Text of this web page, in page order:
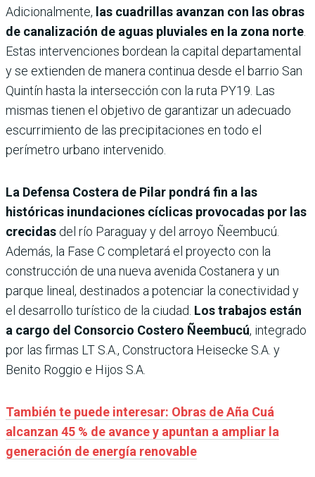
Adicionalmente, las cuadrillas avanzan con las obras
de canalización de aguas pluviales en la zona norte
Estas intervenciones bordean la capital departamental
y se extienden de manera continua desde el barrio San
Quintín hasta la intersección con la ruta PY19. Las
mismas tienen el objetivo de garantizar un adecuado
escurrimiento de las precipitaciones en todo el
perímetro urbano intervenido.
La Defensa Costera de Pilar pondrá fin a las
históricas inundaciones cíclicas provocadas por las
crecidas del río Paraguay y del arroyo Ñeembucú.
Además, la Fase C completará el proyecto con la
construcción de una nueva avenida Costanera y un
parque lineal, destinados a potenciar la conectividad y
el desarrollo turístico de la ciudad. Los trabajos están
a cargo del Consorcio Costero Ñeembucú, integrado
por las firmas LT S.A., Constructora Heisecke S.A. y
Benito Roggio e Hijos S.A.
También te puede interesar: Obras de Aña Cuá
alcanzan 45 % de avance y apuntan a ampliar la
generación de energía renovable